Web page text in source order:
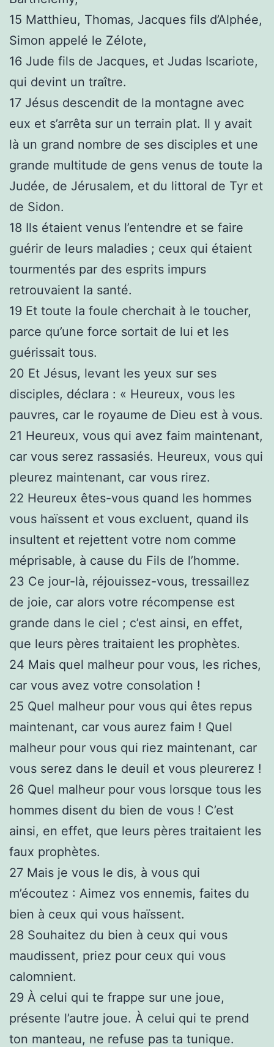
15 Matthieu, Thomas, Jacques fils d’Alphée,
Simon appelé le Zélote,
16 Jude fils de Jacques, et Judas Iscariote,
qui devint un traître.
17 Jésus descendit de la montagne avec
eux et s’arrêta sur un terrain plat. Il y avait
là un grand nombre de ses disciples et une
grande multitude de gens venus de toute la
Judée, de Jérusalem, et du littoral de Tyr et
de Sidon.
18 Ils étaient venus l’entendre et se faire
guérir de leurs maladies ; ceux qui étaient
tourmentés par des esprits impurs
retrouvaient la santé.
19 Et toute la foule cherchait à le toucher,
parce qu’une force sortait de lui et les
guérissait tous.
20 Et Jésus, levant les yeux sur ses
disciples, déclara : « Heureux, vous les
pauvres, car le royaume de Dieu est à vous.
21 Heureux, vous qui avez faim maintenant,
car vous serez rassasiés. Heureux, vous qui
pleurez maintenant, car vous rirez.
22 Heureux êtes-vous quand les hommes
vous haïssent et vous excluent, quand ils
insultent et rejettent votre nom comme
méprisable, à cause du Fils de l’homme.
23 Ce jour-là, réjouissez-vous, tressaillez
de joie, car alors votre récompense est
grande dans le ciel ; c’est ainsi, en effet,
que leurs pères traitaient les prophètes.
24 Mais quel malheur pour vous, les riches,
car vous avez votre consolation !
25 Quel malheur pour vous qui êtes repus
maintenant, car vous aurez faim ! Quel
malheur pour vous qui riez maintenant, car
vous serez dans le deuil et vous pleurerez !
26 Quel malheur pour vous lorsque tous les
hommes disent du bien de vous ! C’est
ainsi, en effet, que leurs pères traitaient les
faux prophètes.
27 Mais je vous le dis, à vous qui
m’écoutez : Aimez vos ennemis, faites du
bien à ceux qui vous haïssent.
28 Souhaitez du bien à ceux qui vous
maudissent, priez pour ceux qui vous
calomnient.
29 À celui qui te frappe sur une joue,
présente l’autre joue. À celui qui te prend
ton manteau, ne refuse pas ta tunique.